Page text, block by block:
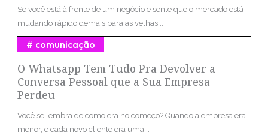
Se você está à frente de um negócio e sente que o mercado está
mudando rápido demais para as velhas...
O Whatsapp Tem Tudo Pra Devolver a
Conversa Pessoal que a Sua Empresa
Perdeu
comunicação
Você se lembra de como era no começo? Quando a empresa era
menor, e cada novo cliente era uma...